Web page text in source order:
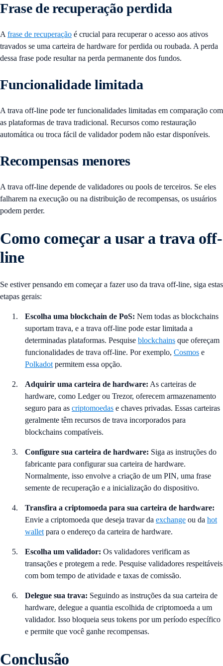
Frase de recuperação perdida
A frase de recuperação é crucial para recuperar o acesso aos ativos
travados se uma carteira de hardware for perdida ou roubada. A perda
dessa frase pode resultar na perda permanente dos fundos.
Funcionalidade limitada
A trava off-line pode ter funcionalidades limitadas em comparação com
as plataformas de trava tradicional. Recursos como restauração
automática ou troca fácil de validador podem não estar disponíveis.
Recompensas menores
A trava off-line depende de validadores ou pools de terceiros. Se eles
falharem na execução ou na distribuição de recompensas, os usuários
podem perder.
Como começar a usar a trava off-
line
Se estiver pensando em começar a fazer uso da trava off-line, siga estas
etapas gerais:
Escolha uma blockchain de PoS: Nem todas as blockchains
suportam trava, e a trava off-line pode estar limitada a
determinadas plataformas. Pesquise blockchains que ofereçam
funcionalidades de trava off-line. Por exemplo, Cosmos e
Polkadot permitem essa opção.
Adquirir uma carteira de hardware: As carteiras de
hardware, como Ledger ou Trezor, oferecem armazenamento
seguro para as criptomoedas e chaves privadas. Essas carteiras
geralmente têm recursos de trava incorporados para
blockchains compatíveis.
Configure sua carteira de hardware: Siga as instruções do
fabricante para configurar sua carteira de hardware.
Normalmente, isso envolve a criação de um PIN, uma frase
semente de recuperação e a inicialização do dispositivo.
Transfira a criptomoeda para sua carteira de hardware:
Envie a criptomoeda que deseja travar da exchange ou da hot
wallet para o endereço da carteira de hardware.
Escolha um validador: Os validadores verificam as
transações e protegem a rede. Pesquise validadores respeitáveis
com bom tempo de atividade e taxas de comissão.
Delegue sua trava: Seguindo as instruções da sua carteira de
hardware, delegue a quantia escolhida de criptomoeda a um
validador. Isso bloqueia seus tokens por um período específico
e permite que você ganhe recompensas.
Conclusão